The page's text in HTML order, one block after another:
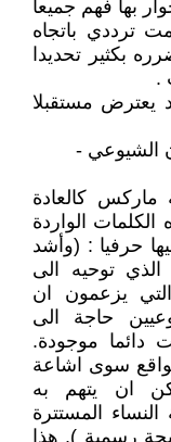
بها فهم جميعا
ترددي باتجاه
بكثير تحديدا
.
يعترض مستقبلا
ماركس كالعادة
الواردة
حرفيا : (وأشد
توحيه الى
التي يزعمون ان
حاجة الى
دائما موجودة.
سوى اشاعة
ان يتهم به
المستترة
رسمية ), هذا